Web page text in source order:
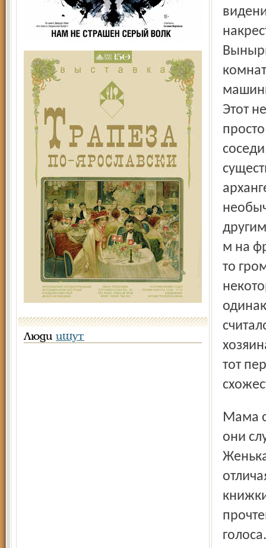
Люди ищут
Этот
м на
то
тот
Мама своими приездами баловала редко. Однако, когда
они